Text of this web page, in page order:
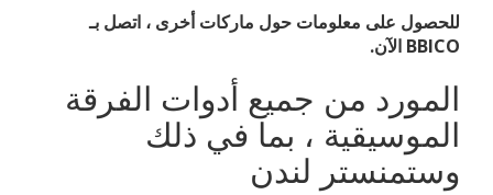
للحصول على معلومات حول ماركات أخرى ، اتصل بـ
BBICO الآن.
المورد من جميع أدوات الفرقة
الموسيقية ، بما في ذلك
وستمنستر لندن